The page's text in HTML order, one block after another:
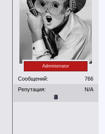
Administrator
Сообщений:
766
Репутация:
N/A